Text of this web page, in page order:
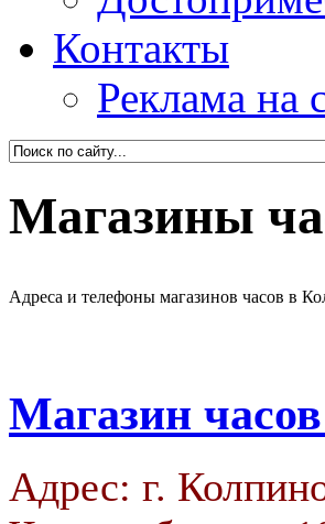
Контакты
Реклама на
Магазины
Адреса и телефоны магазинов часов в
Магазин
Адрес: г.